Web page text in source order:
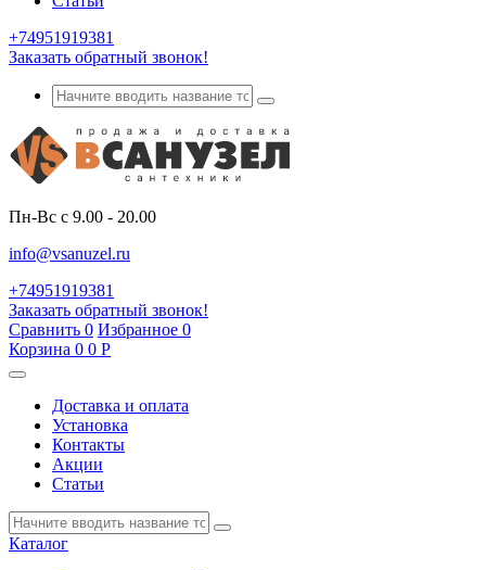
+74951919381
Заказать обратный звонок!
Пн-Вс с 9.00 - 20.00
info@vsanuzel.ru
+74951919381
Заказать обратный звонок!
Сравнить 0 Избранное 0
Корзина 0 0 Р
Доставка и оплата
Установка
Контакты
Акции
Статьи
Каталог